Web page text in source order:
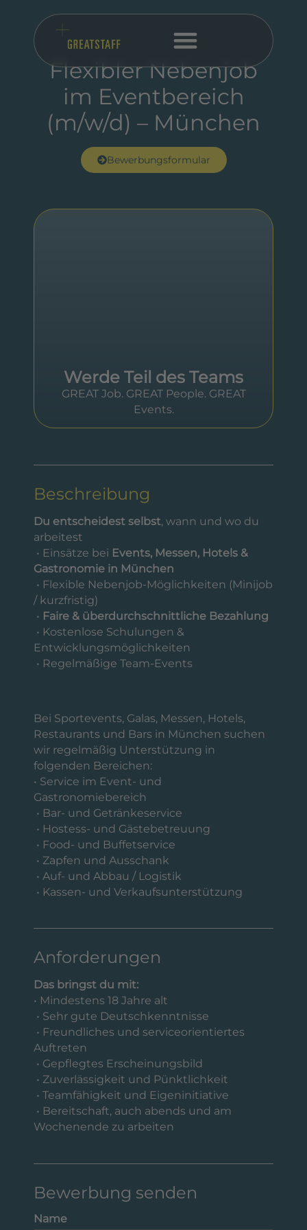
Flexibler Nebenjob
im Eventbereich
(m/w/d) – München
Bewerbungsformular
Werde Teil des Teams
GREAT Job. GREAT People. GREAT
Events.
Beschreibung
Du entscheidest selbst, wann und wo du
arbeitest
• Einsätze bei Events, Messen, Hotels &
Gastronomie in München
• Flexible Nebenjob-Möglichkeiten (Minijob
/ kurzfristig)
• Faire & überdurchschnittliche Bezahlung
• Kostenlose Schulungen &
Entwicklungsmöglichkeiten
• Regelmäßige Team-Events
Bei Sportevents, Galas, Messen, Hotels,
Restaurants und Bars in München suchen
wir regelmäßig Unterstützung in
folgenden Bereichen:
• Service im Event- und
Gastronomiebereich
• Bar- und Getränkeservice
• Hostess- und Gästebetreuung
• Food- und Buffetservice
• Zapfen und Ausschank
• Auf- und Abbau / Logistik
• Kassen- und Verkaufsunterstützung
Anforderungen
Das bringst du mit:
• Mindestens 18 Jahre alt
• Sehr gute Deutschkenntnisse
• Freundliches und serviceorientiertes
Auftreten
• Gepflegtes Erscheinungsbild
• Zuverlässigkeit und Pünktlichkeit
• Teamfähigkeit und Eigeninitiative
• Bereitschaft, auch abends und am
Wochenende zu arbeiten
Bewerbung senden
Name